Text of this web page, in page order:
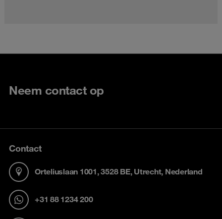
Neem contact op
Contact
Orteliuslaan 1001, 3528 BE, Utrecht, Nederland
+31 88 1234 200